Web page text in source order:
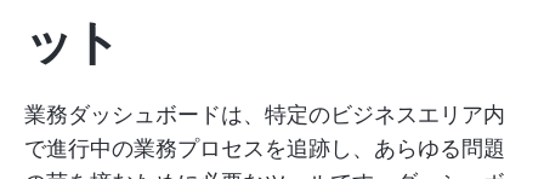
ット
業務ダッシュボードは、特定のビジネスエリア内
で進行中の業務プロセスを追跡し、あらゆる問題